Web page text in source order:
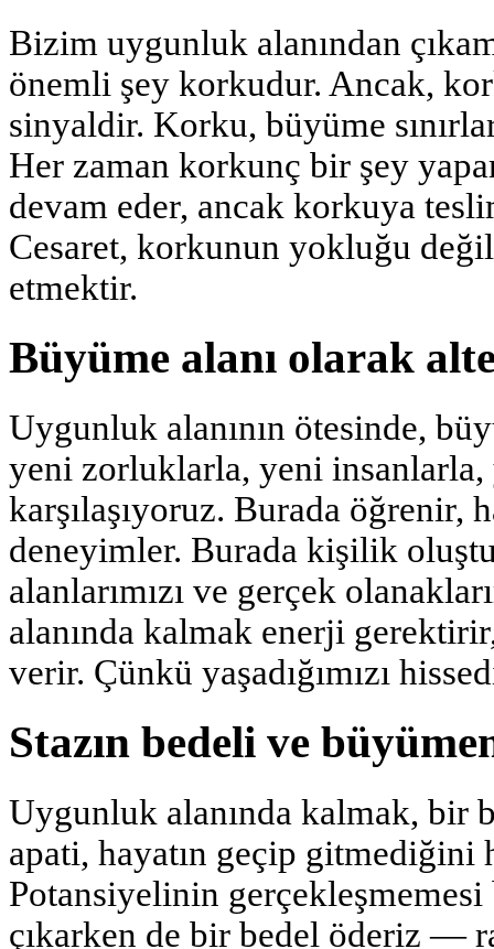
Bizim uygunluk alanından
önemli şey korkudur. Ancak,
sinyaldir. Korku, büyüme
Her zaman korkunç bir şey
devam eder, ancak korkuya
Cesaret, korkunun yokluğu
etmektir.
Büyüme alanı olarak
Uygunluk alanının ötesinde,
yeni zorluklarla, yeni
karşılaşıyoruz. Burada öğrenir,
deneyimler. Burada kişilik
alanlarımızı ve gerçek
alanında kalmak enerji
verir. Çünkü yaşadığımızı
Stazın bedeli ve
Uygunluk alanında kalmak, bir
apati, hayatın geçip gitmediğini
Potansiyelinin
çıkarken de bir bedel öderiz —